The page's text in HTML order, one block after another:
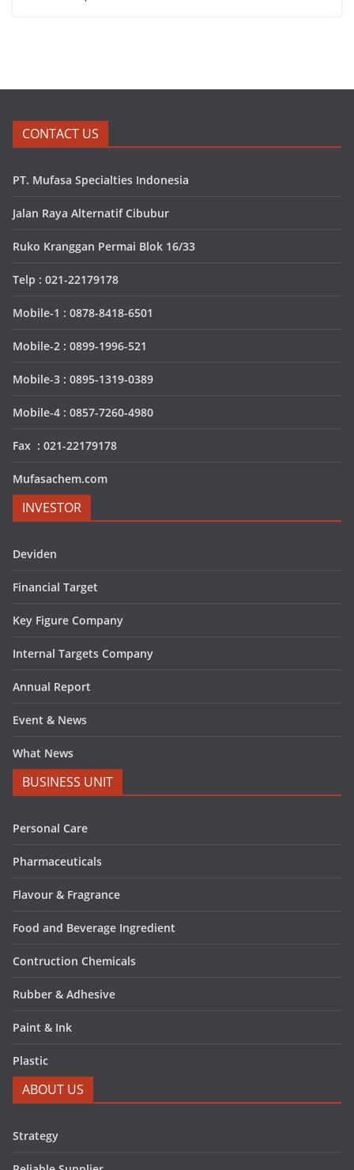
CONTACT US
PT. Mufasa Specialties Indonesia
Jalan Raya Alternatif Cibubur
Ruko Kranggan Permai Blok 16/33
Telp : 021-22179178
Mobile-1 : 0878-8418-6501
Mobile-2 : 0899-1996-521
Mobile-3 : 0895-1319-0389
Mobile-4 : 0857-7260-4980
Fax : 021-22179178
Mufasachem.com
INVESTOR
Deviden
Financial Target
Key Figure Company
Internal Targets Company
Annual Report
Event & News
What News
BUSINESS UNIT
Personal Care
Pharmaceuticals
Flavour & Fragrance
Food and Beverage Ingredient
Contruction Chemicals
Rubber & Adhesive
Paint & Ink
Plastic
ABOUT US
Strategy